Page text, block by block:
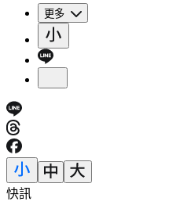
更多
快訊